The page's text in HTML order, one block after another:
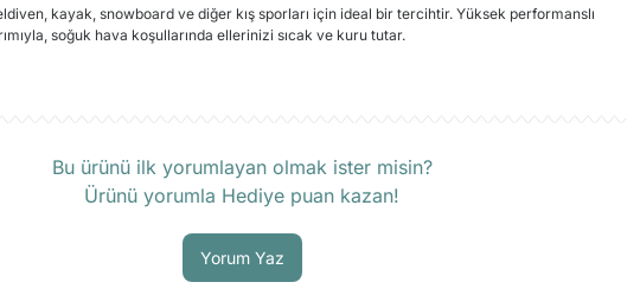
kayak, snowboard ve diğer kış sporları için ideal bir tercihtir.Yüksek performanslı
soğuk hava koşullarında ellerinizi sıcak ve kuru tutar.
Bu ürünü ilk yorumlayan olmak ister misin?
Ürünü yorumla Hediye puan kazan!
Yorum Yaz